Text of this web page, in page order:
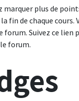
marquer plus de
fin de chaque cours.
forum. Suivez ce lien
forum.